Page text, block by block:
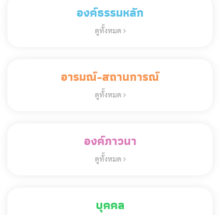
องค์ธรรมหลัก
ดูทั้งหมด
อารมณ์-สถานการณ์
ดูทั้งหมด
องค์ภาวนา
ดูทั้งหมด
บุคคล